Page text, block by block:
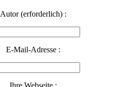
Autor (erforderlich) :
E-Mail-Adresse :
Ihre Webseite :